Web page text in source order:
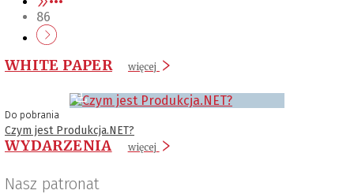
86
WHITE PAPER więcej
Do pobrania
Czym jest Produkcja.NET?
WYDARZENIA więcej
Nasz patronat